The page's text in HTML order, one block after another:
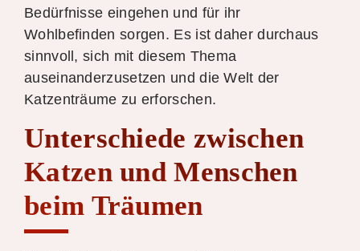
Bedürfnisse eingehen und für ihr
Wohlbefinden sorgen. Es ist daher durchaus
sinnvoll, sich mit diesem Thema
auseinanderzusetzen und die Welt der
Katzenträume zu erforschen.
Unterschiede zwischen
Katzen und Menschen
beim Träumen